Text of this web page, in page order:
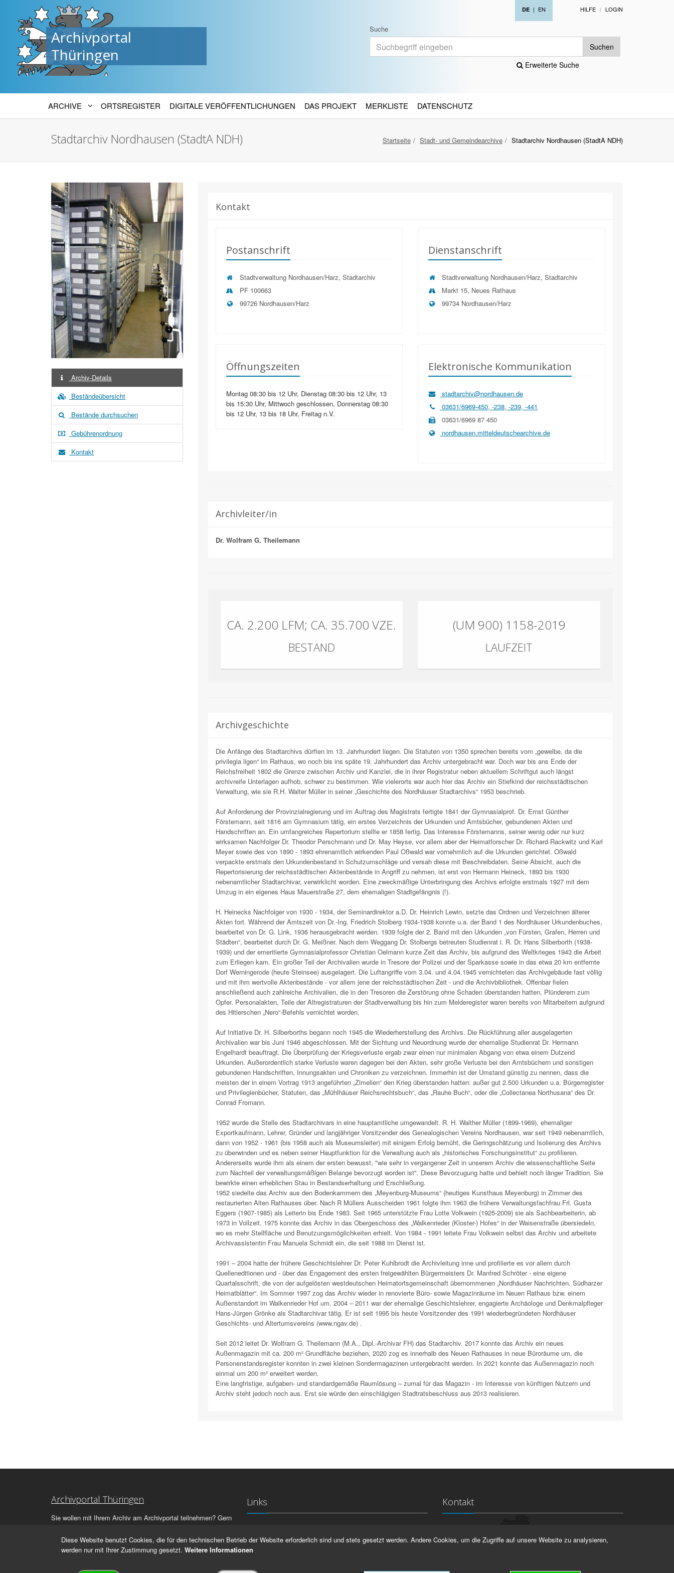
Archivportal
Thüringen
DE | EN HILFE LOGIN
Suche
Suchen
Erweiterte Suche
ARCHIVE ORTSREGISTER DIGITALE VERÖFFENTLICHUNGEN DAS PROJEKT MERKLISTE DATENSCHUTZ
Startseite Stadt- und Gemeindearchive Stadtarchiv Nordhausen (StadtA NDH)
Stadtarchiv Nordhausen (StadtA NDH)
Archiv-Details
Beständeübersicht
Bestände durchsuchen
Gebührenordnung
Kontakt
Kontakt
Postanschrift
Stadtverwaltung Nordhausen/Harz, Stadtarchiv
PF 100663
99726 Nordhausen/Harz
Dienstanschrift
Stadtverwaltung Nordhausen/Harz, Stadtarchiv
Markt 15, Neues Rathaus
99734 Nordhausen/Harz
Öffnungszeiten
Montag 08:30 bis 12 Uhr, Dienstag 08:30 bis 12 Uhr, 13
bis 15:30 Uhr, Mittwoch geschlossen, Donnerstag 08:30
bis 12 Uhr, 13 bis 18 Uhr, Freitag n.V.
Elektronische Kommunikation
stadtarchiv@nordhausen.de
03631/6969-450, -238, -239, -441
03631/6969 87 450
nordhausen.mitteldeutschearchive.de
Archivleiter/in
Dr. Wolfram G. Theilemann
CA. 2.200 LFM; CA. 35.700 VZE.
BESTAND
(UM 900) 1158-2019
LAUFZEIT
Archivgeschichte
Die Anfänge des Stadtarchivs dürften im 13. Jahrhundert liegen. Die Statuten von 1350 sprechen bereits vom „gewelbe, da die
privilegia ligen“ im Rathaus, wo noch bis ins späte 19. Jahrhundert das Archiv untergebracht war. Doch war bis ans Ende der
Reichsfreiheit 1802 die Grenze zwischen Archiv und Kanzlei, die in ihrer Registratur neben aktuellem Schriftgut auch längst
archivreife Unterlagen aufhob, schwer zu bestimmen. Wie vielerorts war auch hier das Archiv ein Stiefkind der reichsstädtischen
Verwaltung, wie sie R.H. Walter Müller in seiner „Geschichte des Nordhäuser Stadtarchivs“ 1953 beschrieb.
Auf Anforderung der Provinzialregierung und im Auftrag des Magistrats fertigte 1841 der Gymnasialprof. Dr. Ernst Günther
Förstemann, seit 1816 am Gymnasium tätig, ein erstes Verzeichnis der Urkunden und Amtsbücher, gebundenen Akten und
Handschriften an. Ein umfangreiches Repertorium stellte er 1858 fertig. Das Interesse Förstemanns, seiner wenig oder nur kurz
wirksamen Nachfolger Dr. Theodor Perschmann und Dr. May Heyse, vor allem aber der Heimatforscher Dr. Richard Rackwitz und Karl
Meyer sowie des von 1890 - 1893 ehrenamtlich wirkenden Paul Oßwald war vornehmlich auf die Urkunden gerichtet. Oßwald
verpackte erstmals den Urkundenbestand in Schutzumschläge und versah diese mit Beschreibdaten. Seine Absicht, auch die
Repertorisierung der reichsstädtischen Aktenbestände in Angriff zu nehmen, ist erst von Hermann Heineck, 1893 bis 1930
nebenamtlicher Stadtarchivar, verwirklicht worden. Eine zweckmäßige Unterbringung des Archivs erfolgte erstmals 1927 mit dem
Umzug in ein eigenes Haus Mauerstraße 27, dem ehemaligen Stadtgefängnis (!).
H. Heinecks Nachfolger von 1930 - 1934, der Seminardirektor a.D. Dr. Heinrich Lewin, setzte das Ordnen und Verzeichnen älterer
Akten fort. Während der Amtszeit von Dr.-Ing. Friedrich Stolberg 1934-1938 konnte u.a. der Band 1 des Nordhäuser Urkundenbuches,
bearbeitet von Dr. G. Link, 1936 herausgebracht werden. 1939 folgte der 2. Band mit den Urkunden „von Fürsten, Grafen, Herren und
Städten“, bearbeitet durch Dr. G. Meißner. Nach dem Weggang Dr. Stolbergs betreuten Studienrat i. R. Dr. Hans Silberborth (1938-
1939) und der emeritierte Gymnasialprofessor Christian Oelmann kurze Zeit das Archiv, bis aufgrund des Weltkrieges 1943 die Arbeit
zum Erliegen kam. Ein großer Teil der Archivalien wurde in Tresore der Polizei und der Sparkasse sowie in das etwa 20 km entfernte
Dorf Werningerode (heute Steinsee) ausgelagert. Die Luftangriffe vom 3.04. und 4.04.1945 vernichteten das Archivgebäude fast völlig
und mit ihm wertvolle Aktenbestände - vor allem jene der reichsstädtischen Zeit - und die Archivbibliothek. Offenbar fielen
anschließend auch zahlreiche Archivalien, die in den Tresoren die Zerstörung ohne Schaden überstanden hatten, Plünderern zum
Opfer. Personalakten, Teile der Altregistraturen der Stadtverwaltung bis hin zum Melderegister waren bereits von Mitarbeitern aufgrund
des Hitlerschen „Nero“-Befehls vernichtet worden.
Auf Initiative Dr. H. Silberborths begann noch 1945 die Wiederherstellung des Archivs. Die Rückführung aller ausgelagerten
Archivalien war bis Juni 1946 abgeschlossen. Mit der Sichtung und Neuordnung wurde der ehemalige Studienrat Dr. Hermann
Engelhardt beauftragt. Die Überprüfung der Kriegsverluste ergab zwar einen nur minimalen Abgang von etwa einem Dutzend
Urkunden. Außerordentlich starke Verluste waren dagegen bei den Akten, sehr große Verluste bei den Amtsbüchern und sonstigen
gebundenen Handschriften, Innungsakten und Chroniken zu verzeichnen. Immerhin ist der Umstand günstig zu nennen, dass die
meisten der in einem Vortrag 1913 angeführten „Zimelien“ den Krieg überstanden hatten: außer gut 2.500 Urkunden u.a. Bürgerregister
und Privilegienbücher, Statuten, das „Mühlhäuser Reichsrechtsbuch“, das „Rauhe Buch“, oder die „Collectanea Northusana“ des Dr.
Conrad Fromann.
1952 wurde die Stelle des Stadtarchivars in eine hauptamtliche umgewandelt. R. H. Walther Müller (1899-1969), ehemaliger
Exportkaufmann, Lehrer, Gründer und langjähriger Vorsitzender des Genealogischen Vereins Nordhausen, war seit 1949 nebenamtlich,
dann von 1952 - 1961 (bis 1958 auch als Museumsleiter) mit einigem Erfolg bemüht, die Geringschätzung und Isolierung des Archivs
zu überwinden und es neben seiner Hauptfunktion für die Verwaltung auch als „historisches Forschungsinstitut“ zu profilieren.
Andererseits wurde ihm als einem der ersten bewusst, "wie sehr in vergangener Zeit in unserem Archiv die wissenschaftliche Seite
zum Nachteil der verwaltungsmäßigen Belange bevorzugt worden ist". Diese Bevorzugung hatte und behielt noch länger Tradition. Sie
bewirkte einen erheblichen Stau in Bestandserhaltung und Erschließung.
1952 siedelte das Archiv aus den Bodenkammern des „Meyenburg-Museums“ (heutiges Kunsthaus Meyenburg) in Zimmer des
restaurierten Alten Rathauses über. Nach R Müllers Ausscheiden 1961 folgte ihm 1963 die frühere Verwaltungsfachfrau Frl. Gusta
Eggers (1907-1985) als Leiterin bis Ende 1983. Seit 1965 unterstützte Frau Lotte Volkwein (1925-2009) sie als Sachbearbeiterin, ab
1973 in Vollzeit. 1975 konnte das Archiv in das Obergeschoss des „Walkenrieder (Kloster-) Hofes“ in der Waisenstraße übersiedeln,
wo es mehr Stellfläche und Benutzungsmöglichkeiten erhielt. Von 1984 - 1991 leitete Frau Volkwein selbst das Archiv und arbeitete
Archivassistentin Frau Manuela Schmidt ein, die seit 1988 im Dienst ist.
1991 – 2004 hatte der frühere Geschichtslehrer Dr. Peter Kuhlbrodt die Archivleitung inne und profilierte es vor allem durch
Quelleneditionen und - über das Engagement des ersten freigewählten Bürgermeisters Dr. Manfred Schröter - eine eigene
Quartalsschrift, die von der aufgelösten westdeutschen Heimatortsgemeinschaft übernommenen „Nordhäuser Nachrichten. Südharzer
Heimatblätter“. Im Sommer 1997 zog das Archiv wieder in renovierte Büro- sowie Magazinräume im Neuen Rathaus bzw. einem
Außenstandort im Walkenrieder Hof um. 2004 – 2011 war der ehemalige Geschichtslehrer, engagierte Archäologe und Denkmalpfleger
Hans-Jürgen Grönke als Stadtarchivar tätig. Er ist seit 1995 bis heute Vorsitzender des 1991 wiederbegründeten Nordhäuser
Geschichts- und Altertumsvereins (www.ngav.de) .
Seit 2012 leitet Dr. Wolfram G. Theilemann (M.A., Dipl.-Archivar FH) das Stadtarchiv. 2017 konnte das Archiv ein neues
Außenmagazin mit ca. 200 m² Grundfläche beziehen, 2020 zog es innerhalb des Neuen Rathauses in neue Büroräume um, die
Personenstandsregister konnten in zwei kleinen Sondermagazinen untergebracht werden. In 2021 konnte das Außenmagazin noch
einmal um 200 m² erweitert werden.
Eine langfristige, aufgaben- und standardgemäße Raumlösung – zumal für das Magazin - im Interesse von künftigen Nutzern und
Archiv steht jedoch noch aus. Erst sie würde den einschlägigen Stadtratsbeschluss aus 2013 realisieren.
Archivportal Thüringen
Sie wollen mit Ihrem Archiv am Archivportal teilnehmen? Gern
Links
HILFE
Kontakt
Marstallstr. 2
Diese Website benutzt Cookies, die für den technischen Betrieb der Website erforderlich sind und stets gesetzt werden. Andere Cookies, um die Zugriffe auf unsere Website zu analysieren,
werden nur mit Ihrer Zustimmung gesetzt. Weitere Informationen